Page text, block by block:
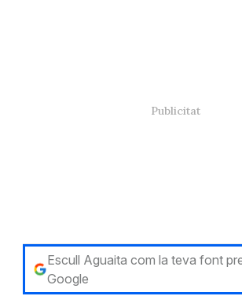
Escull Aguaita com la teva font
Google